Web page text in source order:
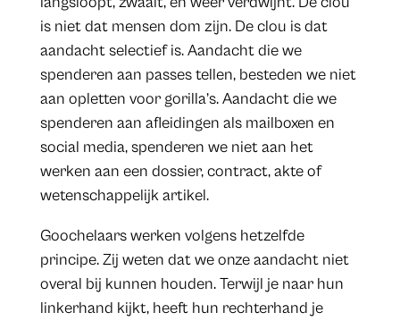
is niet dat mensen dom zijn. De clou is dat
aandacht selectief is. Aandacht die we
spenderen aan passes tellen, besteden we niet
aan opletten voor gorilla’s. Aandacht die we
spenderen aan afleidingen als mailboxen en
social media, spenderen we niet aan het
werken aan een dossier, contract, akte of
wetenschappelijk artikel.
Goochelaars werken volgens hetzelfde
principe. Zij weten dat we onze aandacht niet
overal bij kunnen houden. Terwijl je naar hun
linkerhand kijkt, heeft hun rechterhand je